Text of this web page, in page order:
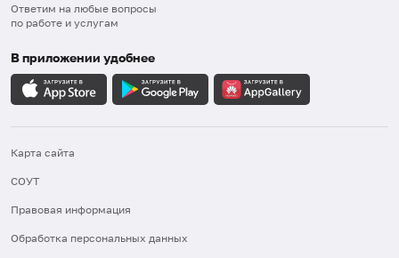
Ответим на любые вопросы
по работе и услугам
В приложении удобнее
Карта сайта
СОУТ
Правовая информация
Обработка персональных данных